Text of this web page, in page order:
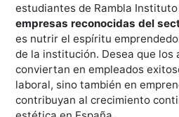
estudiantes de Rambla
empresas reconocidas del
es nutrir el espíritu
de la institución. Desea que los
conviertan en empleados
laboral, sino también en
contribuyan al crecimiento